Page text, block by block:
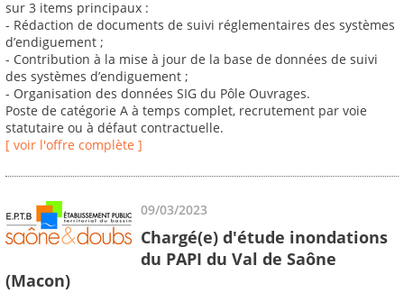
sur 3 items principaux :
- Rédaction de documents de suivi réglementaires des systèmes
d’endiguement ;
- Contribution à la mise à jour de la base de données de suivi
des systèmes d’endiguement ;
- Organisation des données SIG du Pôle Ouvrages.
Poste de catégorie A à temps complet, recrutement par voie
statutaire ou à défaut contractuelle.
[ voir l'offre complète ]
09/03/2023
Chargé(e) d'étude inondations
du PAPI du Val de Saône
(Macon)